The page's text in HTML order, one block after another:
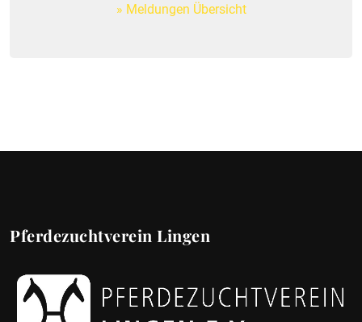
Meldungen Übersicht
Pferdezuchtverein Lingen